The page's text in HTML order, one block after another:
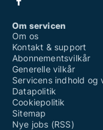
Om servicen
Om os
Kontakt & support
Abonnementsvilkår
Generelle vilkår
Servicens indhold
Datapolitik
Cookiepolitik
Sitemap
Nye jobs (RSS)